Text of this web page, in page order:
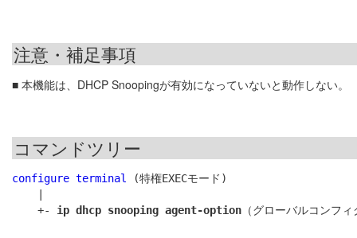
注意・補足事項
■ 本機能は、DHCP Snoopingが有効になっていないと動作しない。
コマンドツリー
configure terminal
(特権EXECモード)
    +-
ip dhcp snooping agent-option